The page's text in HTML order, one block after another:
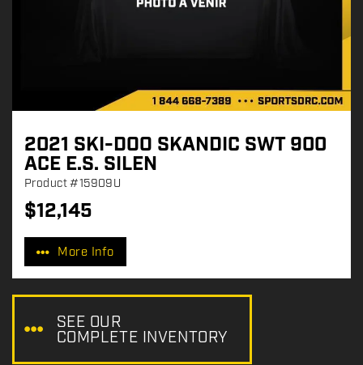
2021 SKI-DOO SKANDIC SWT 900
ACE E.S. SILEN
Product#15909U
P
r
c
$12,145
More Info
SEE OUR
COMPLETE INVENTORY